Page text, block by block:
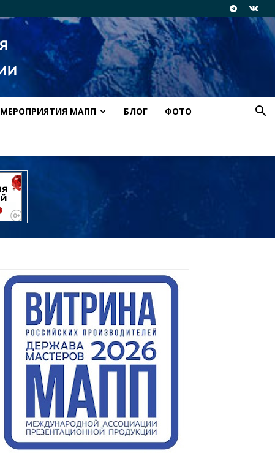
МЕРОПРИЯТИЯ МАПП БЛОГ ФОТО